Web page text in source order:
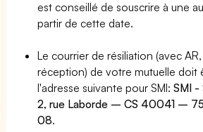
est conseillé de souscrire à une
partir de cette date.
Le courrier de résiliation (avec
réception) de votre mutuelle doit
l'adresse suivante pour SMI:SMI -
2, rue Laborde – CS 40041 –
08.